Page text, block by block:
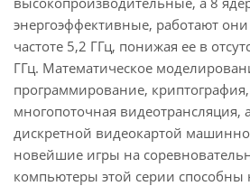
энергоэффективные, работают
частоте 5,2 ГГц, понижая ее в
ГГц. Математическое
программирование,
многопоточная видеотрансляция,
дискретной видеокартой
новейшие игры на
компьютеры этой серии способны